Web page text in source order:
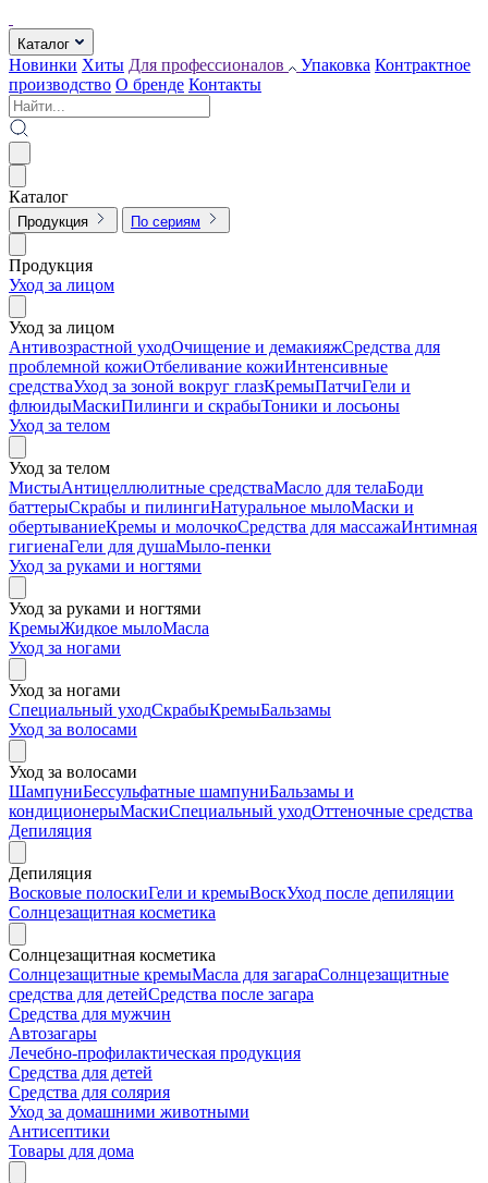
Каталог
Новинки Хиты Для профессионалов Упаковка Контрактное
производство О бренде Контакты
Каталог
Продукция По сериям
Продукция
Уход за лицом
Уход за лицом
Антивозрастной уходОчищение и демакияжСредства для
проблемной кожиОтбеливание кожиИнтенсивные
средстваУход за зоной вокруг глазКремыПатчиГели и
флюидыМаскиПилинги и скрабыТоники и лосьоны
Уход за телом
Уход за телом
МистыАнтицеллюлитные средстваМасло для телаБоди
баттерыСкрабы и пилингиНатуральное мылоМаски и
обертываниеКремы и молочкоСредства для массажаИнтимная
гигиенаГели для душаМыло-пенки
Уход за руками и ногтями
Уход за руками и ногтями
КремыЖидкое мылоМасла
Уход за ногами
Уход за ногами
Специальный уходСкрабыКремыБальзамы
Уход за волосами
Уход за волосами
ШампуниБессульфатные шампуниБальзамы и
кондиционерыМаскиСпециальный уходОттеночные средства
Депиляция
Депиляция
Восковые полоскиГели и кремыВоскУход после депиляции
Солнцезащитная косметика
Солнцезащитная косметика
Солнцезащитные кремыМасла для загараСолнцезащитные
средства для детейСредства после загара
Средства для мужчин
Автозагары
Лечебно-профилактическая продукция
Средства для детей
Средства для солярия
Уход за домашними животными
Антисептики
Товары для дома